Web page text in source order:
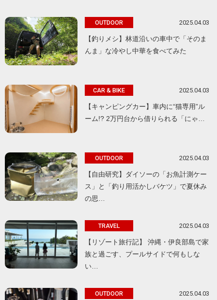
OUTDOOR 2025.04.03
【釣りメシ】林道沿いの車中で「そのま
んま」な冷やし中華を食べてみた
CAR & BIKE 2025.04.03
【キャンピングカー】車内に“猫専用”ル
ーム!? 2万円台から借りられる「にゃ…
OUTDOOR 2025.04.03
【自由研究】ダイソーの「お魚計測ケー
ス」と「釣り用活かしバケツ」で夏休み
の思…
TRAVEL 2025.04.03
【リゾート旅行記】 沖縄・伊良部島で家
族と過ごす、プールサイドで何もしな
い…
OUTDOOR 2025.04.03